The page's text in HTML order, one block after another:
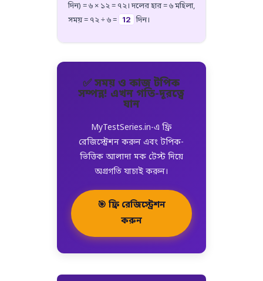
দিন) = ৬ × ১২ = ৭২। দলের হার = ৬ মহিলা,
সময় = ৭২ ÷ ৬ =
12 দিন।
✅ সময় ও কাজ টপিক
সম্পন্ন! এখন গতি-দূরত্বে
যান
MyTestSeries.in-এ ফ্রি
রেজিস্ট্রেশন করুন এবং টপিক-
ভিত্তিক আলাদা মক টেস্ট দিয়ে
অগ্রগতি যাচাই করুন।
🎯 ফ্রি রেজিস্ট্রেশন
করুন